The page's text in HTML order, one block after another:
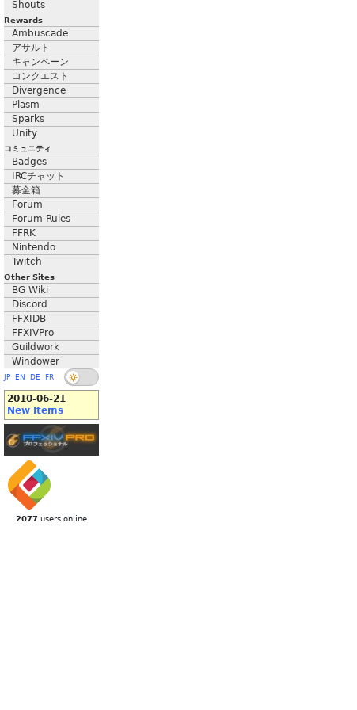
Shouts
Rewards
Ambuscade
アサルト
キャンペーン
コンクエスト
Divergence
Plasm
Sparks
Unity
コミュニティ
Badges
IRCチャット
募金箱
Forum
Forum Rules
FFRK
Nintendo
Twitch
Other Sites
BG Wiki
Discord
FFXIDB
FFXIVPro
Guildwork
Windower
JP EN DE FR
2010-06-21
New Items
2077 users online